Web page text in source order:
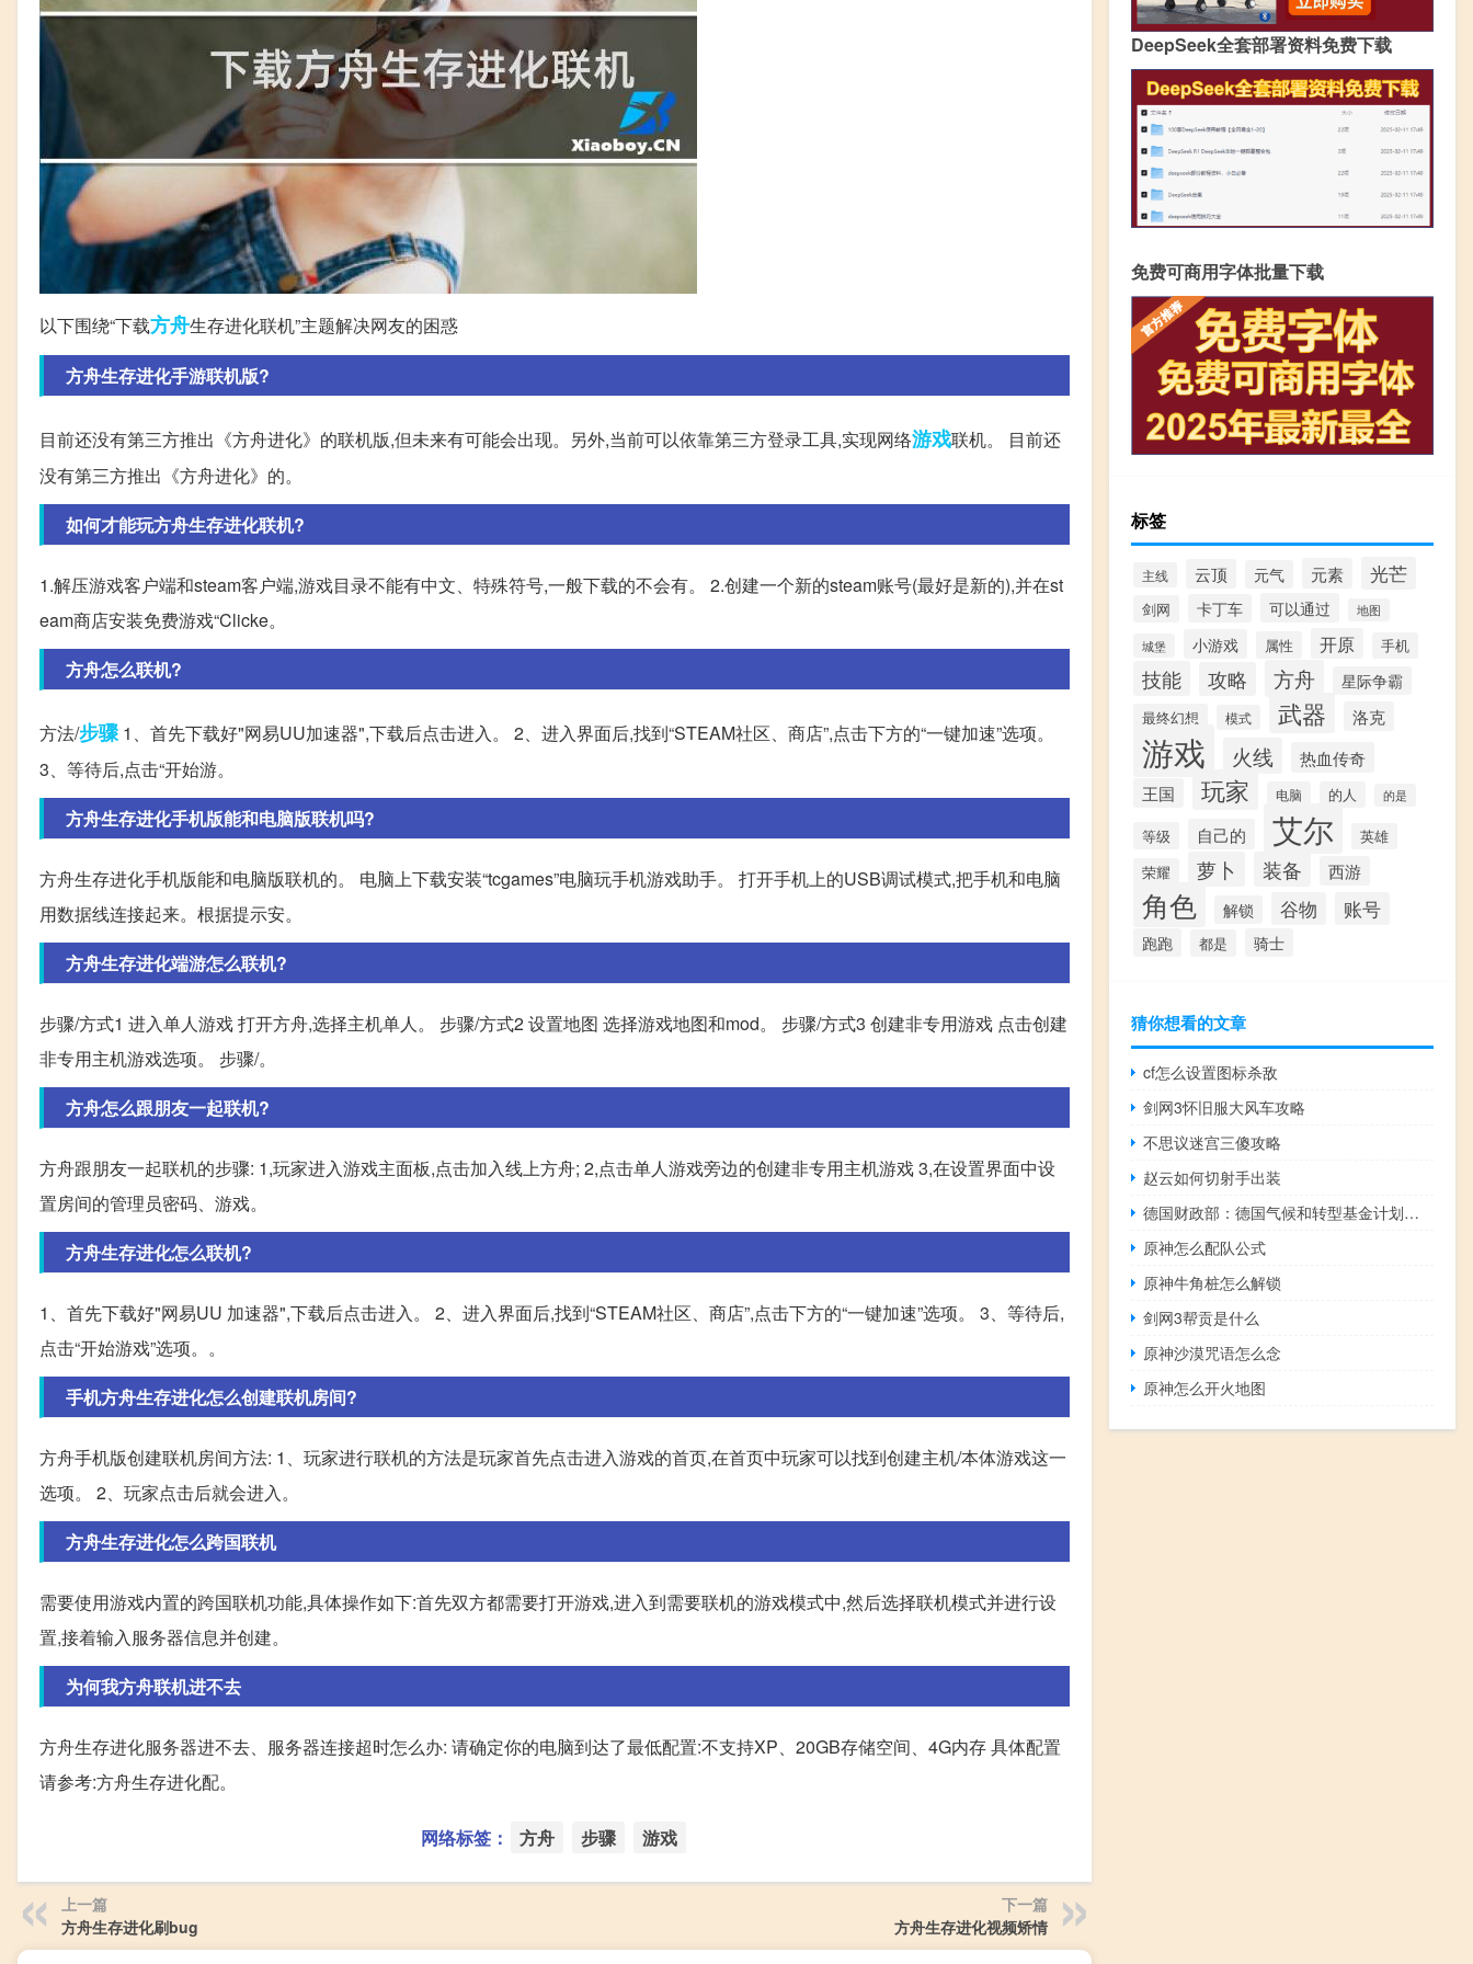
以下围绕“下载方舟生存进化联机”主题解决网友的困惑
方舟生存进化手游联机版?
目前还没有第三方推出《方舟进化》的联机版,但未来有可能会出现。另外,当前可以依靠第三方登录工具,实现网络游戏联机。 目前还
没有第三方推出《方舟进化》的。
如何才能玩方舟生存进化联机?
1.解压游戏客户端和steam客户端,游戏目录不能有中文、特殊符号,一般下载的不会有。 2.创建一个新的steam账号(最好是新的),并在st
eam商店安装免费游戏“Clicke。
方舟怎么联机?
方法/步骤1、首先下载好"网易UU加速器",下载后点击进入。 2、进入界面后,找到“STEAM社区、商店”,点击下方的“一键加速”选项。
3、等待后,点击“开始游。
方舟生存进化手机版能和电脑版联机吗?
方舟生存进化手机版能和电脑版联机的。 电脑上下载安装“tcgames”电脑玩手机游戏助手。 打开手机上的USB调试模式,把手机和电脑
用数据线连接起来。根据提示安。
方舟生存进化端游怎么联机?
步骤/方式1 进入单人游戏 打开方舟,选择主机单人。 步骤/方式2 设置地图 选择游戏地图和mod。 步骤/方式3 创建非专用游戏 点击创建
非专用主机游戏选项。 步骤/。
方舟怎么跟朋友一起联机?
方舟跟朋友一起联机的步骤: 1,玩家进入游戏主面板,点击加入线上方舟; 2,点击单人游戏旁边的创建非专用主机游戏 3,在设置界面中设
置房间的管理员密码、游戏。
方舟生存进化怎么联机?
1、首先下载好"网易UU 加速器",下载后点击进入。 2、进入界面后,找到“STEAM社区、商店”,点击下方的“一键加速”选项。 3、等待后,
点击“开始游戏”选项。。
手机方舟生存进化怎么创建联机房间?
方舟手机版创建联机房间方法: 1、玩家进行联机的方法是玩家首先点击进入游戏的首页,在首页中玩家可以找到创建主机/本体游戏这一
选项。 2、玩家点击后就会进入。
方舟生存进化怎么跨国联机
需要使用游戏内置的跨国联机功能,具体操作如下:首先双方都需要打开游戏,进入到需要联机的游戏模式中,然后选择联机模式并进行设
置,接着输入服务器信息并创建。
为何我方舟联机进不去
方舟生存进化服务器进不去、服务器连接超时怎么办: 请确定你的电脑到达了最低配置:不支持XP、20GB存储空间、4G内存 具体配置
请参考:方舟生存进化配。
网络标签： 方舟 步骤 游戏
上一篇
方舟生存进化刷bug
下一篇
方舟生存进化视频矫情
DeepSeek全套部署资料免费下载
免费可商用字体批量下载
标签
主线 云顶 元气 元素 光芒
剑网 卡丁车 可以通过 地图
城堡 小游戏 属性 开原 手机
技能 攻略 方舟 星际争霸
最终幻想 模式 武器 洛克
游戏 火线 热血传奇
王国 玩家 电脑 的人 的是
等级 自己的 艾尔 英雄
荣耀 萝卜 装备 西游
角色 解锁 谷物 账号
跑跑 都是 骑士
猜你想看的文章
cf怎么设置图标杀敌
剑网3怀旧服大风车攻略
不思议迷宫三傻攻略
赵云如何切射手出装
德国财政部：德国气候和转型基金计划在2024年投资576亿欧元2024年至2027年间投资约2120亿欧元
原神怎么配队公式
原神牛角桩怎么解锁
剑网3帮贡是什么
原神沙漠咒语怎么念
原神怎么开火地图